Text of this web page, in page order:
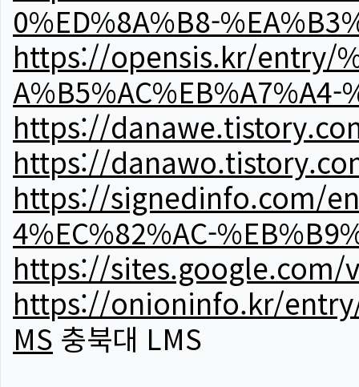
0%ED%8A%B8-
https://opensis.kr/entry/
A%B5%AC%EB%A7%A4-
https://
https://
https://signedinfo.com/
4%EC%82%AC-
https://sites.google.com/
https://onioninfo.kr/entry/
MS 충북대 LMS